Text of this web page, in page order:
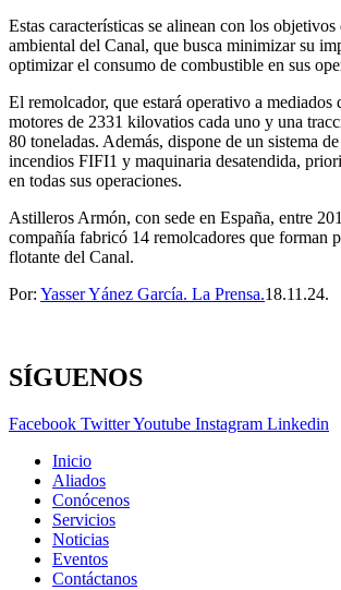
Estas características se alinean con los
ambiental del Canal, que busca minimizar su
optimizar el consumo de combustible en sus
El remolcador, que estará operativo a mediados
motores de 2331 kilovatios cada uno y una
80 toneladas. Además, dispone de un sistema
incendios FIFI1 y maquinaria desatendida,
en todas sus operaciones.
Astilleros Armón, con sede en España, entre
compañía fabricó 14 remolcadores que forman
flotante del Canal.
Por: Yasser Yánez García. La Prensa.18.11.24.
SÍGUENOS
Facebook TwitterYoutube Instagram Linkedin
Inicio
Aliados
Conócenos
Servicios
Noticias
Eventos
Contáctanos